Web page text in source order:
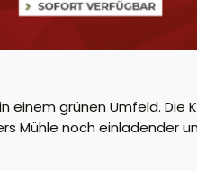
grünen Umfeld. Die
Mühle noch einladender